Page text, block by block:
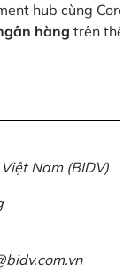
hub cùng
hàng trên thế
Nam (BIDV)